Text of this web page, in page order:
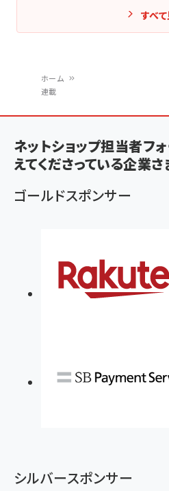
く
ず
ホーム
連載
すべ
ネットショップ担当者フ
えてくださっている企業さ
ゴールドスポンサー
シルバースポンサー